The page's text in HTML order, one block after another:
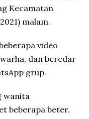
Kecamatan
malam.
video
dan beredar
grup.
wanita
beberapa beter.